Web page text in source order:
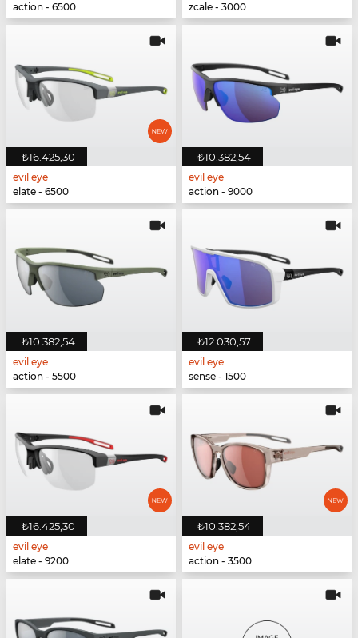
action - 6500
zcale - 3000
₺16.425,30
evil eye
elate - 6500
₺10.382,54
evil eye
action - 9000
₺10.382,54
evil eye
action - 5500
₺12.030,57
evil eye
sense - 1500
₺16.425,30
evil eye
elate - 9200
₺10.382,54
evil eye
action - 3500